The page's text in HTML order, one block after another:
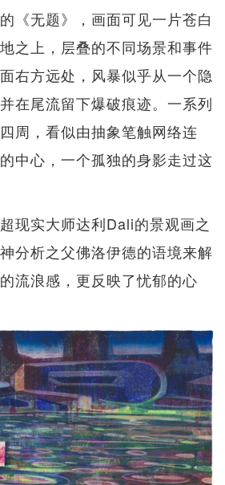
《无题》，画面可见一片苍白
之上，层叠的不同场景和事件
右方远处，风暴似乎从一个隐
在尾流留下爆破痕迹。一系列
周，看似由抽象笔触网络连
中心，一个孤独的身影走过这
现实大师达利Dali的景观画之
分析之父佛洛伊德的语境来解
流浪感，更反映了忧郁的心